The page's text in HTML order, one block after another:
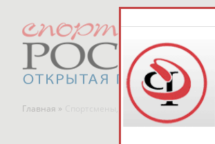
Главная » Спортсмены, тренеры и специалисты